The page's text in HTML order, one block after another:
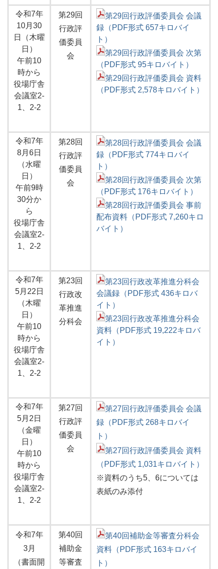
令和7年
10月30
日（木曜
日）
午前10
時から
役場庁舎
会議室2-
1、2-2
第29回
行政評
価委員
会
第29回行政評価委員会 会議
録（PDF形式 657キロバイ
ト）
第29回行政評価委員会 次第
（PDF形式 95キロバイト）
第29回行政評価委員会 資料
（PDF形式 2,578キロバイト）
令和7年
8月6日
（水曜
日）
午前9時
30分か
ら
役場庁舎
会議室2-
1、2-2
第28回
行政評
価委員
会
第28回行政評価委員会 会議
録（PDF形式 774キロバイ
ト）
第28回行政評価委員会 次第
（PDF形式 176キロバイト）
第28回行政評価委員会 事前
配布資料（PDF形式 7,260キロ
バイト）
令和7年
5月22日
（木曜
日）
午前10
時から
役場庁舎
会議室2-
1、2-2
第23回
行政改
革推進
分科会
第23回行政改革推進分科会
会議録（PDF形式 436キロバ
イト）
第23回行政改革推進分科会
資料（PDF形式 19,222キロバ
イト）
令和7年
5月2日
（金曜
日）
午前10
時から
役場庁舎
会議室2-
1、2-2
第27回
行政評
価委員
会
第27回行政評価委員会 会議
録（PDF形式 268キロバイ
ト）
第27回行政評価委員会 資料
（PDF形式 1,031キロバイト）
※資料のうち5、6については
表紙のみ添付
令和7年
3月
（書面開
第40回
補助金
等審査
第40回補助金等審査分科会
資料（PDF形式 163キロバイ
ト）